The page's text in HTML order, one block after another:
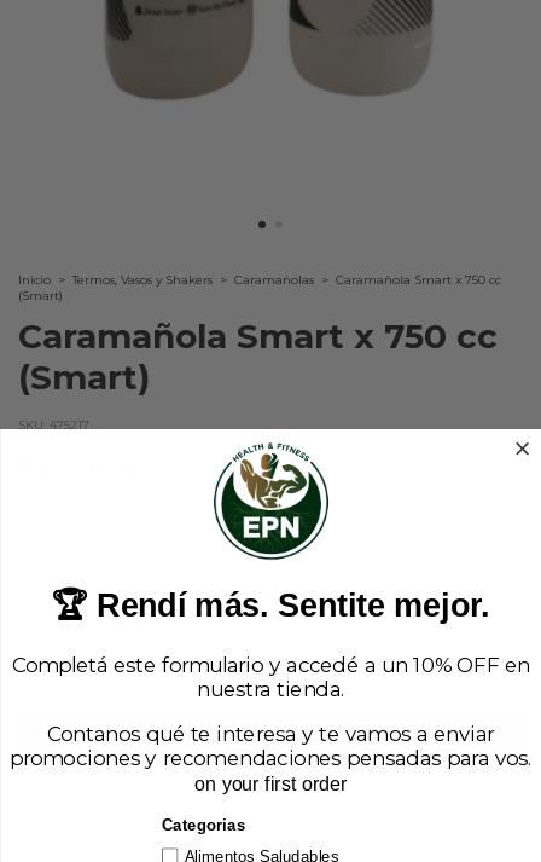
Inicio > Termos, Vasos y Shakers > Caramañolas > Caramañola Smart x 750 cc
(Smart)
Caramañola Smart x 750 cc
(Smart)
SKU: 475217
Transferencia o depósito
pagando con Transferencia o depósito
Color:Rojo y Blanco
Rojo y Blanco Azul y Blanco
🏆 Rendí más. Sentite mejor.
Completá este formulario y accedé a un 10% OFF en
nuestra tienda.
Contanos qué te interesa y te vamos a enviar
promociones y recomendaciones pensadas para vos.
on your first order
Categorias
Alimentos Saludables